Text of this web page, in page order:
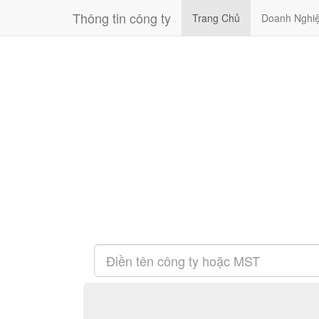
Thông tin công ty Trang Chủ Doanh